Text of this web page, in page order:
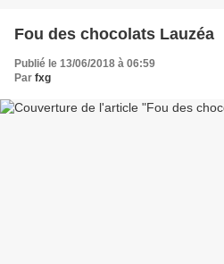
Fou des chocolats Lauzéa
Publié le 13/06/2018 à 06:59
Par fxg